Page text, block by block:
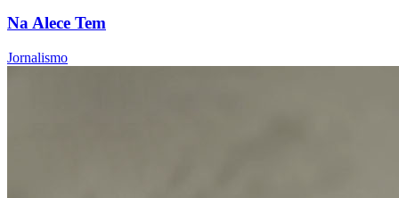
Na Alece Tem
Jornalismo